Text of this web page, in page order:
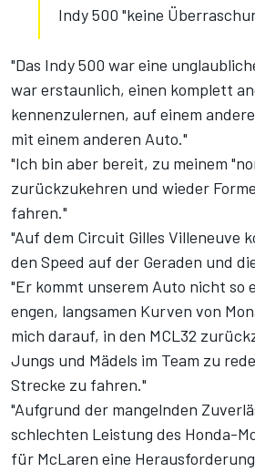
Indy 500 "keine
"Das Indy 500 war eine
war erstaunlich, einen komplett
kennenzulernen, auf einem
mit einem anderen Auto."
"Ich bin aber bereit, zu meinem
zurückzukehren und wieder
fahren."
"Auf dem Circuit Gilles Villeneuve
den Speed auf der Geraden und
"Er kommt unserem Auto nicht so
engen, langsamen Kurven von
mich darauf, in den MCL32
Jungs und Mädels im Team zu
Strecke zu fahren."
"Aufgrund der mangelnden
schlechten Leistung des Honda-
für McLaren eine